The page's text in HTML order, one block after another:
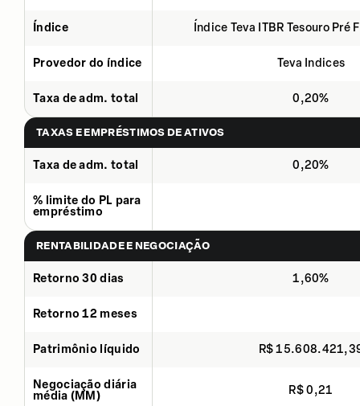
Índice Índice Teva ITBR Tesouro Pré
Provedor do índice Teva Indices
Taxa de adm. total 0,20%
TAXAS E EMPRÉSTIMOS DE ATIVOS
Taxa de adm. total 0,20%
% limite do PL para
empréstimo
RENTABILIDADE E NEGOCIAÇÃO
Retorno 30 dias 1,60%
Retorno 12 meses
Patrimônio líquido R$
Negociação diária
média (MM)
R$ 0,21